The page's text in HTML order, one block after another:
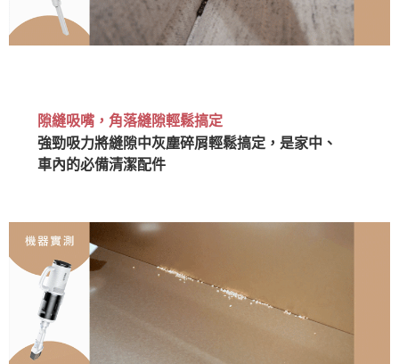
隙縫吸嘴，角落縫隙輕鬆搞定
強勁吸力將縫隙中灰塵碎屑輕鬆搞定，是家中、
車內的必備清潔配件